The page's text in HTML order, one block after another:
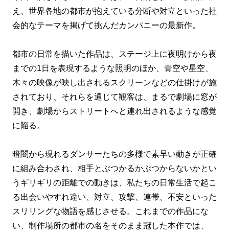
え、世界各地の都市が抱えている分断や対立といった社
会的なテーマを掲げて挑んだカンパニーの最新作。
都市の日常を描いた作品は、ステージ上に夜明けから夜
までの1日を表現するような照明のほか、青空や星空、
木々の映像が映し出されるスクリーンなどの仕掛けが施
されており、それらを通じて観客は、まるで劇場に窓が
開き、劇場からストリートへと連れ出されるような感覚
に陥る。
暗闇から現れるダンサーたちの多様で素早い動きが正確
に組み合わされ、相手とぶつかるかぶつからないかとい
うギリギリの距離での動きは、私たちの日常生活で起こ
る出会いやすれ違い、対立、攻撃、連帯、不安といった
スリリングな物語を感じさせる。これまでの作品にな
い、制作場所の都市の名をそのまま冠した本作では、